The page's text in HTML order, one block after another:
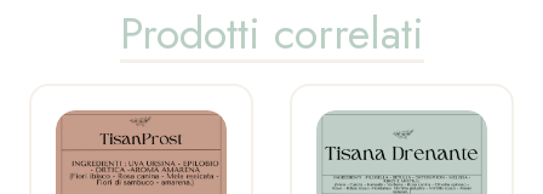
Prodotti correlati